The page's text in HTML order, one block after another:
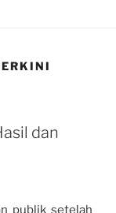
dan
publik setelah